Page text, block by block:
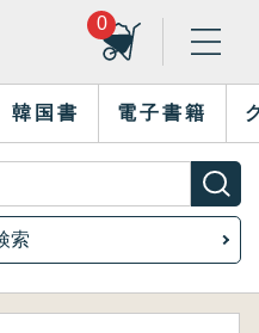
0
韓国書 電子書籍
索